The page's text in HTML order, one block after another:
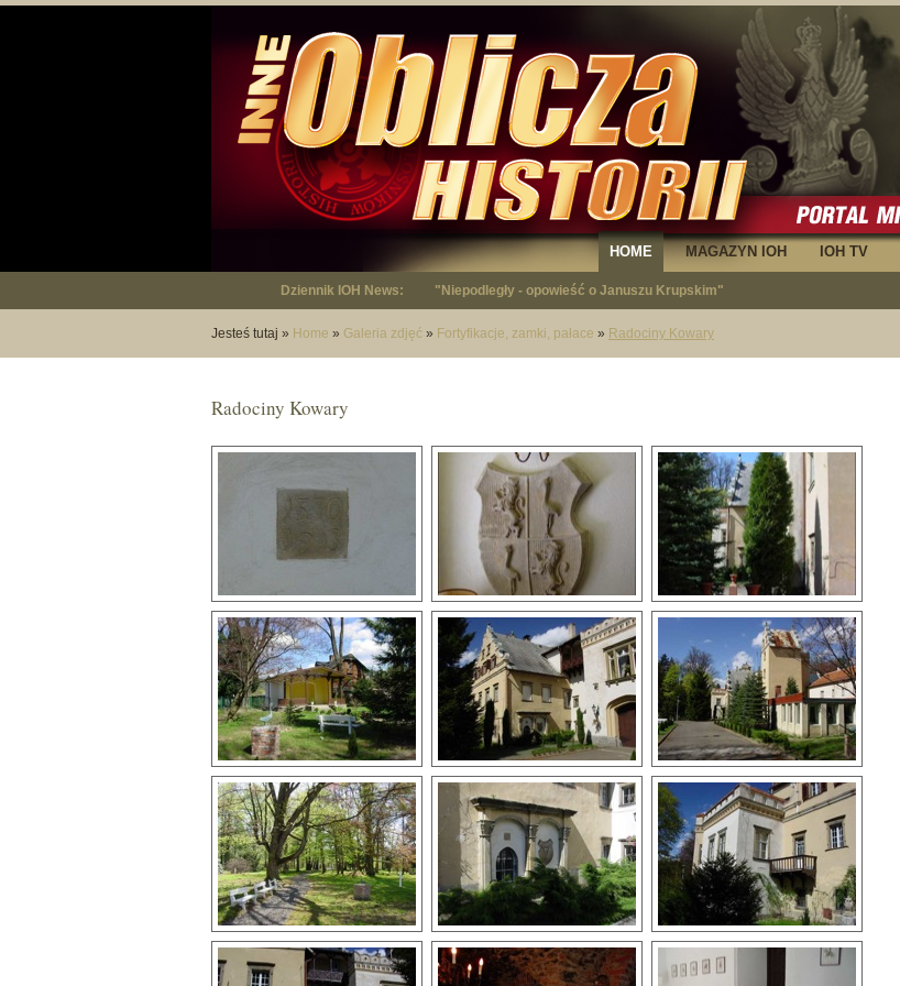
IOH TV
MAGAZYN IOH
HOME
Dziennik IOH News: "Niepodległy - opowieść o Januszu Krupskim"
Jesteś tutaj » Home » Galeria zdjęć » Fortyfikacje, zamki, pałace » Radociny Kowary
Radociny Kowary